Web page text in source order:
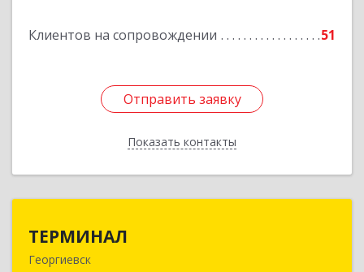
Клиентов на сопровождении 51
Отправить заявку
Показать контакты
Отправить заявку
Назад
ТЕРМИНАЛ
Георгиевск
357820, Ставропольский край, Георгиевск г,